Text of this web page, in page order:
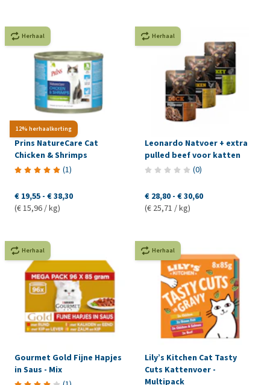
12% herhaalkorting
Herhaal
Prins NatureCare Cat
Chicken & Shrimps
(1)
€ 19,55 - € 38,30
(€ 15,96 / kg)
Herhaal
Leonardo Natvoer + extra
pulled beef voor katten
(0)
€ 28,80 - € 30,60
(€ 25,71 / kg)
Herhaal
Gourmet Gold Fijne Hapjes
in Saus - Mix
Herhaal
Lily’s Kitchen Cat Tasty
Cuts Kattenvoer -
Multipack